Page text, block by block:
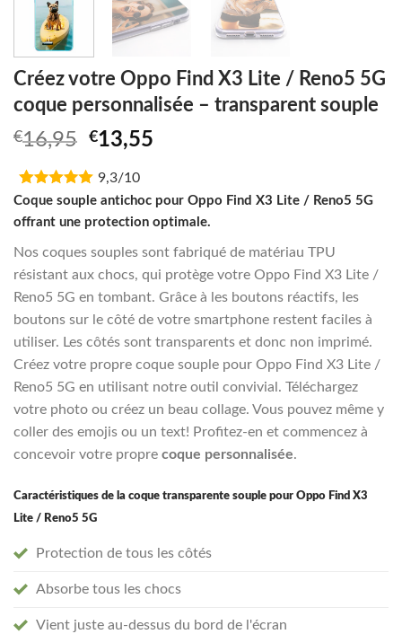
Créez votre Oppo Find X3 Lite / Reno5 5G
coque personnalisée – transparent souple
€16,95 Original
was:
€16,95.
€13,55
€13,55.
9,3/10
Coque souple antichoc pour Oppo Find X3 Lite / Reno5 5G
offrant une protection optimale.
Nos coques souples sont fabriqué de matériau TPU
résistant aux chocs, qui protège votre Oppo Find X3 Lite /
Reno5 5G en tombant. Grâce à les boutons réactifs, les
boutons sur le côté de votre smartphone restent faciles à
utiliser. Les côtés sont transparents et donc non imprimé.
Créez votre propre coque souple pour Oppo Find X3 Lite /
Reno5 5G en utilisant notre outil convivial. Téléchargez
votre photo ou créez un beau collage. Vous pouvez même y
coller des emojis ou un text! Profitez-en et commencez à
concevoir votre propre coque personnalisée.
Caractéristiques de la coque transparente souple pour Oppo Find X3
Lite / Reno5 5G
Protection de tous les côtés
Absorbe tous les chocs
Vient juste au-dessus du bord de l'écran